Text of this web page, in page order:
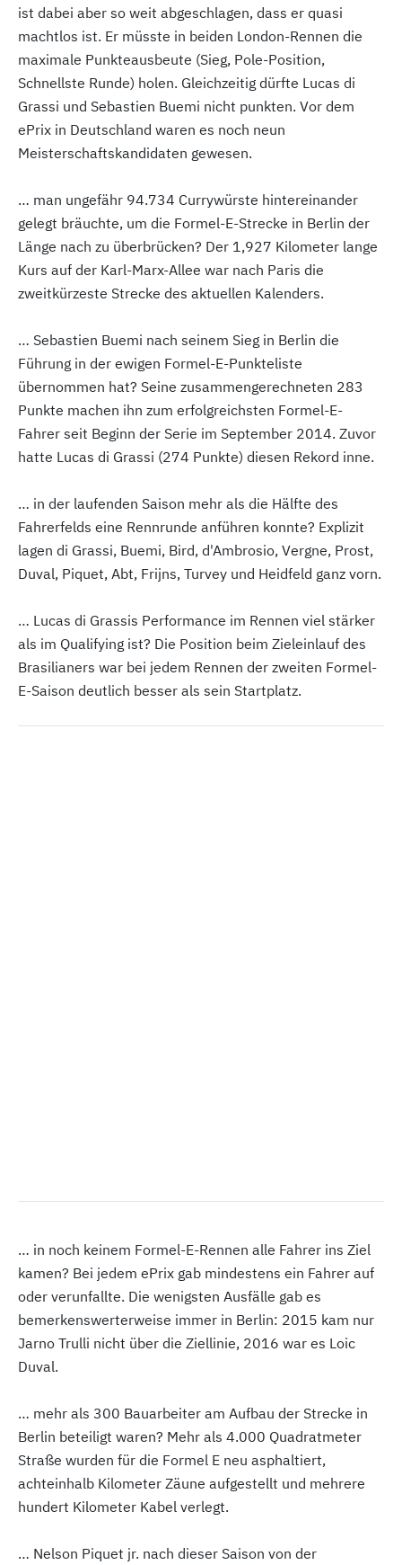
ist dabei aber so weit abgeschlagen, dass er quasi
machtlos ist. Er müsste in beiden London-Rennen die
maximale Punkteausbeute (Sieg, Pole-Position,
Schnellste Runde) holen. Gleichzeitig dürfte Lucas di
Grassi und Sebastien Buemi nicht punkten. Vor dem
ePrix in Deutschland waren es noch neun
Meisterschaftskandidaten gewesen.
… man ungefähr 94.734 Currywürste hintereinander
gelegt bräuchte, um die Formel-E-Strecke in Berlin der
Länge nach zu überbrücken? Der 1,927 Kilometer lange
Kurs auf der Karl-Marx-Allee war nach Paris die
zweitkürzeste Strecke des aktuellen Kalenders.
… Sebastien Buemi nach seinem Sieg in Berlin die
Führung in der ewigen Formel-E-Punkteliste
übernommen hat? Seine zusammengerechneten 283
Punkte machen ihn zum erfolgreichsten Formel-E-
Fahrer seit Beginn der Serie im September 2014. Zuvor
hatte Lucas di Grassi (274 Punkte) diesen Rekord inne.
… in der laufenden Saison mehr als die Hälfte des
Fahrerfelds eine Rennrunde anführen konnte? Explizit
lagen di Grassi, Buemi, Bird, d'Ambrosio, Vergne, Prost,
Duval, Piquet, Abt, Frijns, Turvey und Heidfeld ganz vorn.
… Lucas di Grassis Performance im Rennen viel stärker
als im Qualifying ist? Die Position beim Zieleinlauf des
Brasilianers war bei jedem Rennen der zweiten Formel-
E-Saison deutlich besser als sein Startplatz.
… in noch keinem Formel-E-Rennen alle Fahrer ins Ziel
kamen? Bei jedem ePrix gab mindestens ein Fahrer auf
oder verunfallte. Die wenigsten Ausfälle gab es
bemerkenswerterweise immer in Berlin: 2015 kam nur
Jarno Trulli nicht über die Ziellinie, 2016 war es Loic
Duval.
… mehr als 300 Bauarbeiter am Aufbau der Strecke in
Berlin beteiligt waren? Mehr als 4.000 Quadratmeter
Straße wurden für die Formel E neu asphaltiert,
achteinhalb Kilometer Zäune aufgestellt und mehrere
hundert Kilometer Kabel verlegt.
… Nelson Piquet jr. nach dieser Saison von der